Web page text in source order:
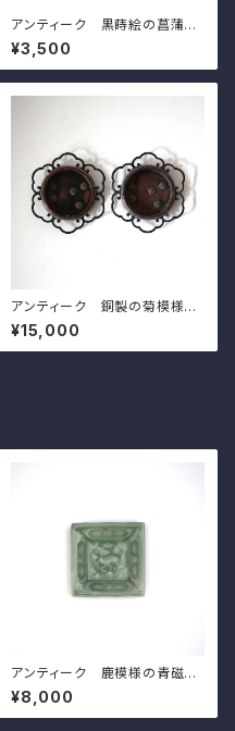
アンティーク 黒蒔絵の菖蒲模
様の小皿（その７）d11.5cm A
ntique Japanese Lacquere
d Wooden Small Dish, Iris
¥3,500
アンティーク 銅製の菊模様の
引手（一対）d8.8cm Antique
Japanese Copper Flower
Shaped Hikite Door Pull H
¥15,000
アンティーク 鹿模様の青磁角
豆皿（その１）d7.4cm Antiqu
e Japanese Celadon Squa
re Small Dish, Deer Design
¥8,000